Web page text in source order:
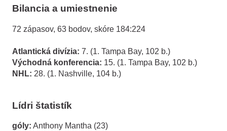
Bilancia a umiestnenie
72 zápasov, 63 bodov, skóre 184:224
Atlantická divízia: 7. (1. Tampa Bay, 102 b.)
Východná konferencia: 15. (1. Tampa Bay, 102 b.)
NHL: 28. (1. Nashville, 104 b.)
Lídri štatistík
góly: Anthony Mantha (23)